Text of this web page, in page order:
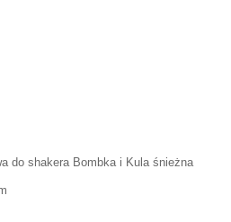
do shakera Bombka i Kula śnieżna